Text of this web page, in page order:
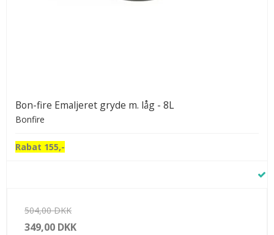
Bon-fire Emaljeret gryde m. låg - 8L
Bonfire
Rabat 155,-
504,00 DKK
349,00 DKK